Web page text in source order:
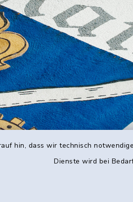
hin, dass wir technisch
Dienste wird bei